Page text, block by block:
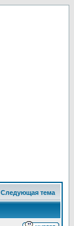
Следующая тема